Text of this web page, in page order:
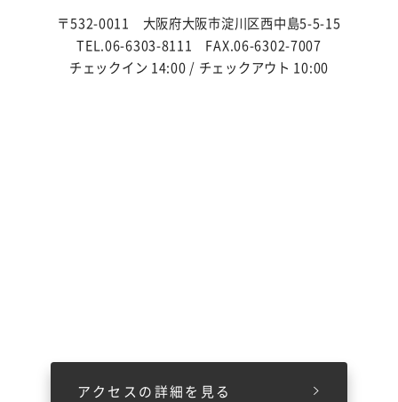
〒532-0011 大阪府大阪市淀川区西中島5-5-15
TEL.06-6303-8111
FAX.06-6302-7007
チェックイン 14:00 / チェックアウト 10:00
アクセスの詳細を見る